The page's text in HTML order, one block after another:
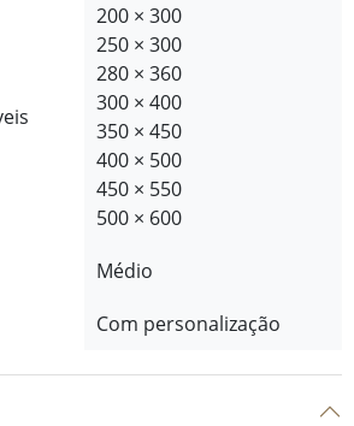
200 × 300
250 × 300
280 × 360
300 × 400
350 × 450
400 × 500
450 × 550
500 × 600
Médio
Com personalização